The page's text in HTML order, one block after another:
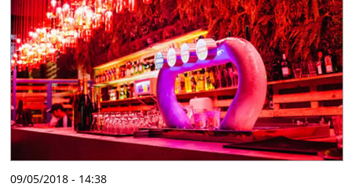
09/05/2018 - 14:38